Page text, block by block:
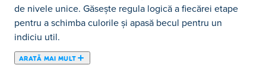
de nivele unice. Găsește regula logică a fiecărei etape
pentru a schimba culorile și apasă becul pentru un
indiciu util.
ARATĂ MAI MULT